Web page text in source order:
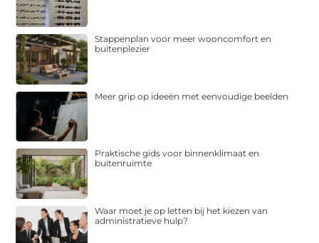
Stappenplan voor meer wooncomfort en
buitenplezier
Meer grip op ideeën met eenvoudige beelden
Praktische gids voor binnenklimaat en
buitenruimte
Waar moet je op letten bij het kiezen van
administratieve hulp?